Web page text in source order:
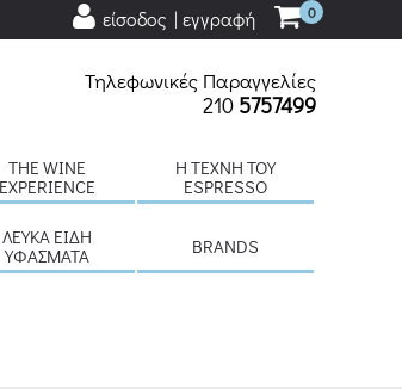
0
είσοδος | εγγραφή
Τηλεφωνικές Παραγγελίες
210 5757499
THE WINE
EXPERIENCE
H ΤΈΧΝΗ ΤΟΥ
ESPRESSO
ΛΕΥΚΆ ΕΊΔΗ
ΥΦΆΣΜΑΤΑ
BRANDS